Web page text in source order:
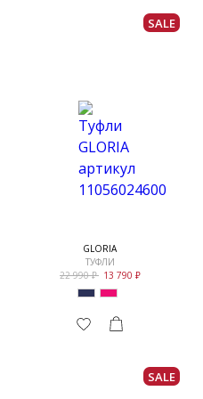
SALE
GLORIA
ТУФЛИ
22 990
13 790
SALE